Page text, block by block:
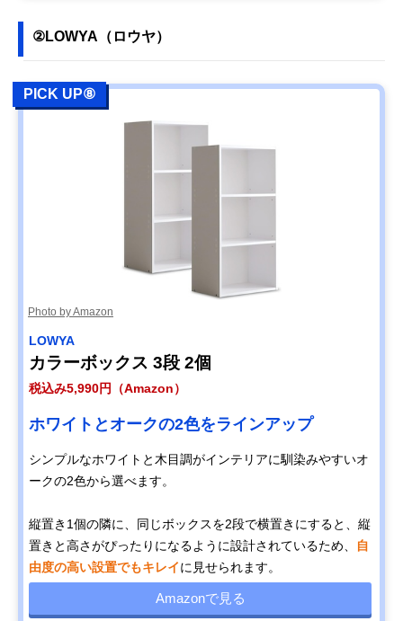
②LOWYA（ロウヤ）
PICK UP⑧
Photo by Amazon
LOWYA
カラーボックス 3段 2個
税込み5,990円（Amazon）
ホワイトとオークの2色をラインアップ
シンプルなホワイトと木目調がインテリアに馴染みやすいオ
ークの2色から選べます。
縦置き1個の隣に、同じボックスを2段で横置きにすると、縦
置きと高さがぴったりになるように設計されているため、
自
由度の高い設置でもキレイに見せられます。
Amazonで見る